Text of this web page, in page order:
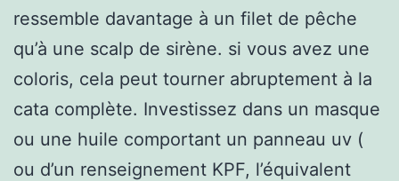
ressemble davantage à un filet de pêche
qu’à une scalp de sirène. si vous avez une
coloris, cela peut tourner abruptement à la
cata complète. Investissez dans un masque
ou une huile comportant un panneau uv (
ou d’un renseignement KPF, l’équivalent